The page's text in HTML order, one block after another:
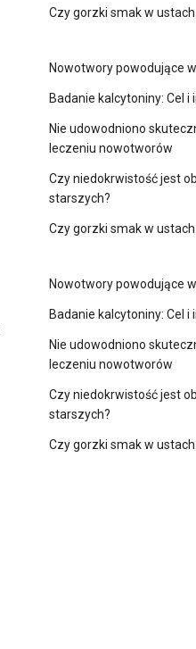
Czy gorzki smak w
Nowotwory powodujące
Badanie kalcytoniny: Cel
Nie udowodniono
leczeniu nowotworów
Czy niedokrwistość jest
starszych?
Czy gorzki smak w
Nowotwory powodujące
Badanie kalcytoniny: Cel
Nie udowodniono
leczeniu nowotworów
Czy niedokrwistość jest
starszych?
Czy gorzki smak w